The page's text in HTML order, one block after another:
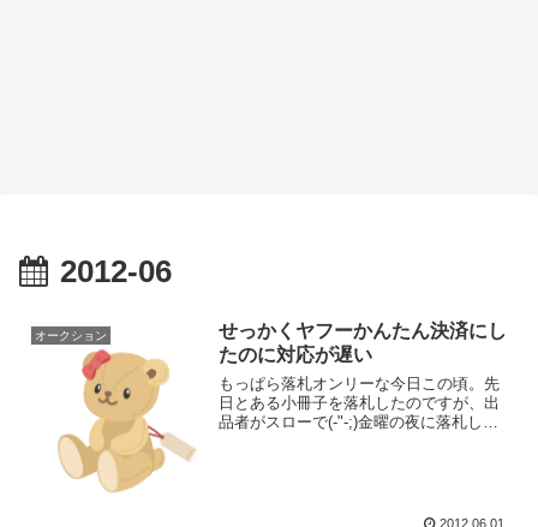
2012-06
オークション
せっかくヤフーかんたん決済にし
たのに対応が遅い
もっぱら落札オンリーな今日この頃。先
日とある小冊子を落札したのですが、出
品者がスローで(-"-;)金曜の夜に落札し
2012.06.01